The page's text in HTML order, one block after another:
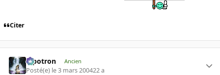
Citer
Pipotron Ancien
Posté(e) le 3 mars 200422 a